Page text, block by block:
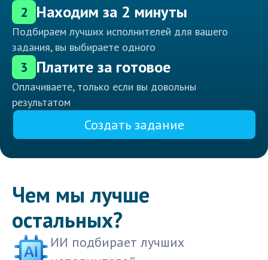
2 Находим за 2 минуты
Подбираем лучших исполнителей для вашего
задания, вы выбираете одного
3 Платите за готовое
Оплачиваете, только если вы довольны
результатом
Создать задание
Чем мы лучше
остальных?
ИИ подбирает лучших